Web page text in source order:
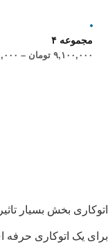
مجموعه ۴
۹,۱۰۰,۰۰۰ تومان –
اتوکاری بخش بسیار
برای یک اتوکاری حرفه